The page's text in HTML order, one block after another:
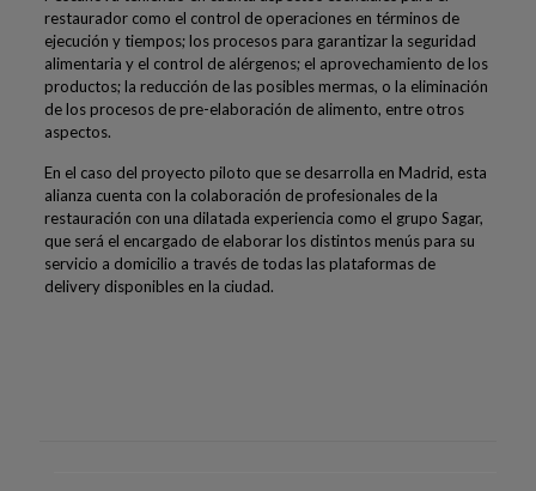
restaurador como el control de operaciones en términos de
ejecución y tiempos; los procesos para garantizar la seguridad
alimentaria y el control de alérgenos; el aprovechamiento de los
productos; la reducción de las posibles mermas, o la eliminación
de los procesos de pre-elaboración de alimento, entre otros
aspectos.
En el caso del proyecto piloto que se desarrolla en Madrid, esta
alianza cuenta con la colaboración de profesionales de la
restauración con una dilatada experiencia como el grupo Sagar,
que será el encargado de elaborar los distintos menús para su
servicio a domicilio a través de todas las plataformas de
delivery disponibles en la ciudad.